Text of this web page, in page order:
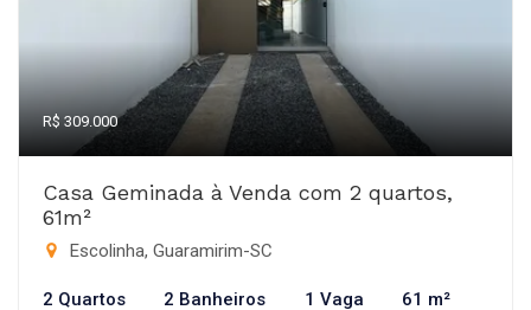
R$ 309.000
Casa Geminada à Venda com 2 quartos,
61m²
Escolinha, Guaramirim-SC
2 Quartos 2 Banheiros 1 Vaga 61 m²